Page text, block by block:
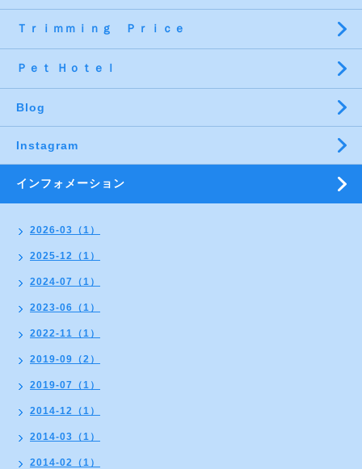
Ｔｒｉｍｍｉｎｇ Ｐｒｉｃｅ
Ｐｅｔ Ｈｏｔｅｌ
Blog
Instagram
インフォメーション
2026-03（1）
2025-12（1）
2024-07（1）
2023-06（1）
2022-11（1）
2019-09（2）
2019-07（1）
2014-12（1）
2014-03（1）
2014-02（1）